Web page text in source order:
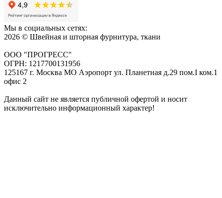
Мы в социальных сетях:
2026 © Швейная и шторная фурнитура, ткани
ООО "ПРОГРЕСС"
ОГРН: 1217700131956
125167 г. Москва МО Аэропорт ул. Планетная д.29 пом.I ком.1
офис 2
Данный сайт не является публичной офертой и носит
исключительно информационный характер!